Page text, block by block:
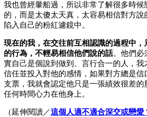
我也曾經暈船過，所以非常了解很多時候
的，而是太傻太天真，太容易相信對方
陷入自己的粉紅濾鏡中。
現在的我，在交往前互相認識的過程中，
的行為，不輕易相信他們說的話。他們必
實自己是個說到做到、言行合一的人，我
信任並投入對他的感情，如果對方總是信
支票，我就會認定他只是一張績效很差的
任何時間心力在他身上。
（延伸閱讀／這個人適不適合深交或戀愛